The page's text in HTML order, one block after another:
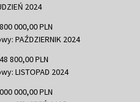
2024
000,00 PLN
PAŹDZIERNIK 2024
800,00 PLN
LISTOPAD 2024
000,00 PLN